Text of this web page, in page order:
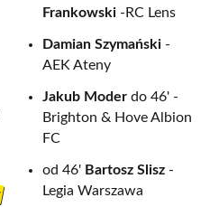
Frankowski -RC Lens
Damian Szymański -
AEK Ateny
Jakub Moder do 46' -
Brighton & Hove Albion
FC
od 46' Bartosz Slisz -
Legia Warszawa